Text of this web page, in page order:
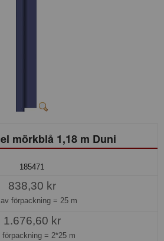
mörkblå 1,18 m Duni
185471
838,30 kr
förpackning = 25 m
1.676,60 kr
förpackning = 2*25 m